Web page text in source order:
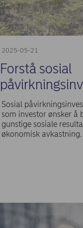
2025-05-21
Forstå sosial
Sosial
som investor ønsker å
gunstige sosiale
økonomisk avkastning.